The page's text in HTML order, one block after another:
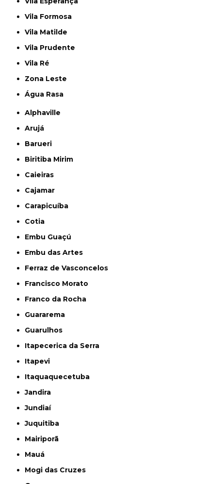
Vila Formosa
Vila Matilde
Vila Prudente
Vila Ré
Zona Leste
Água Rasa
Alphaville
Arujá
Barueri
Biritiba Mirim
Caieiras
Cajamar
Carapicuíba
Cotia
Embu Guaçú
Embu das Artes
Ferraz de Vasconcelos
Francisco Morato
Franco da Rocha
Guararema
Guarulhos
Itapecerica da Serra
Itapevi
Itaquaquecetuba
Jandira
Jundiaí
Juquitiba
Mairiporã
Mauá
Mogi das Cruzes